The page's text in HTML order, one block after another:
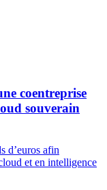
coentreprise
souverain
d’euros afin
et en intelligence